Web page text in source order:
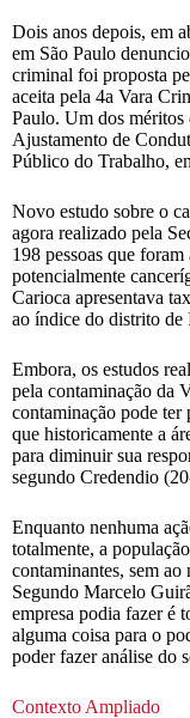
Dois anos depois, em
em São Paulo
criminal foi proposta
aceita pela 4a Vara
Paulo. Um dos méritos
Ajustamento de
Público do Trabalho,
Novo estudo sobre o
agora realizado pela
198 pessoas que
potencialmente
Carioca apresentava
ao índice do distrito de
Embora, os estudos
pela contaminação da
contaminação pode ter
que historicamente a
para diminuir sua
segundo Credendio
Enquanto nenhuma
totalmente, a
contaminantes, sem ao
Segundo Marcelo
empresa podia fazer é
alguma coisa para o
poder fazer análise do
Contexto Ampliado